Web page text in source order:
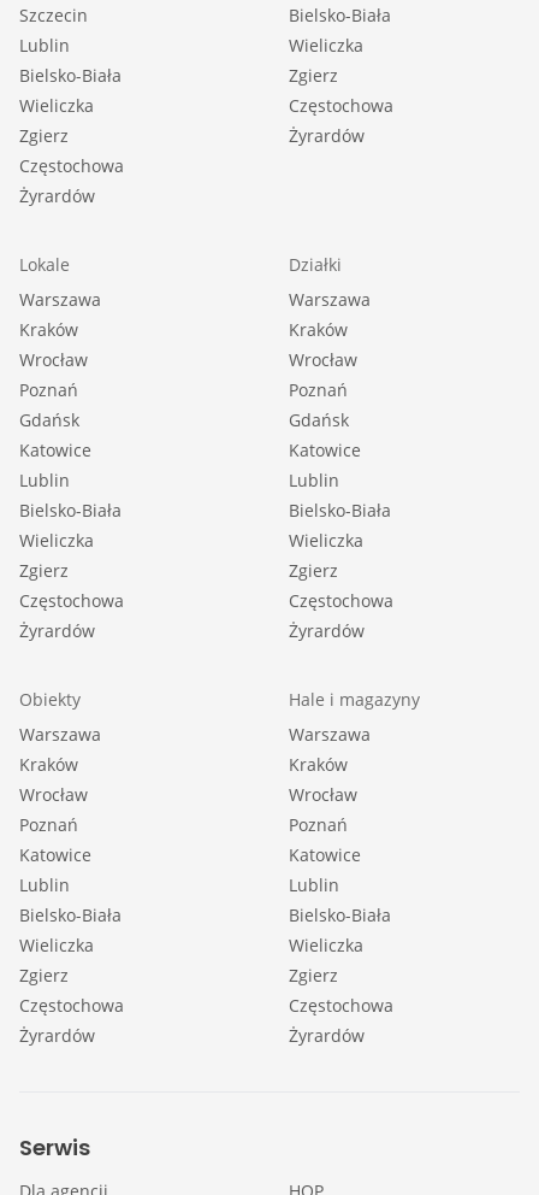
Szczecin
Lublin
Bielsko-Biała
Wieliczka
Zgierz
Częstochowa
Żyrardów
Bielsko-Biała
Wieliczka
Zgierz
Częstochowa
Żyrardów
Lokale
Warszawa
Kraków
Wrocław
Poznań
Gdańsk
Katowice
Lublin
Bielsko-Biała
Wieliczka
Zgierz
Częstochowa
Żyrardów
Działki
Warszawa
Kraków
Wrocław
Poznań
Gdańsk
Katowice
Lublin
Bielsko-Biała
Wieliczka
Zgierz
Częstochowa
Żyrardów
Obiekty
Warszawa
Kraków
Wrocław
Poznań
Katowice
Lublin
Bielsko-Biała
Wieliczka
Zgierz
Częstochowa
Żyrardów
Hale i magazyny
Warszawa
Kraków
Wrocław
Poznań
Katowice
Lublin
Bielsko-Biała
Wieliczka
Zgierz
Częstochowa
Żyrardów
Serwis